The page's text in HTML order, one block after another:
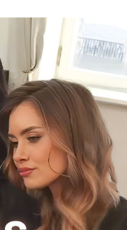
mégis nőies hatást kelt
klasszikus
párizsi nemtörődöm
vágyó nők választása.
arckifejezés,
DEN